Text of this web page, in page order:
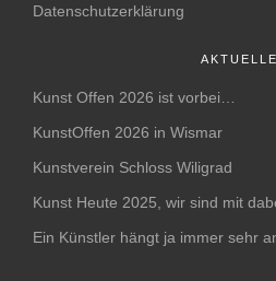
Datenschutzerklärung
Kunst Offen 2026 ist vorbei…
KunstOffen 2026 in Wismar
Kunstverein Schloss Wiligrad
Kunst Heute 2025, wir sind mit
Ein Künstler hängt ja immer sehr